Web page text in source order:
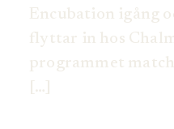
Encubation igång
flyttar in hos
programmet
[…]